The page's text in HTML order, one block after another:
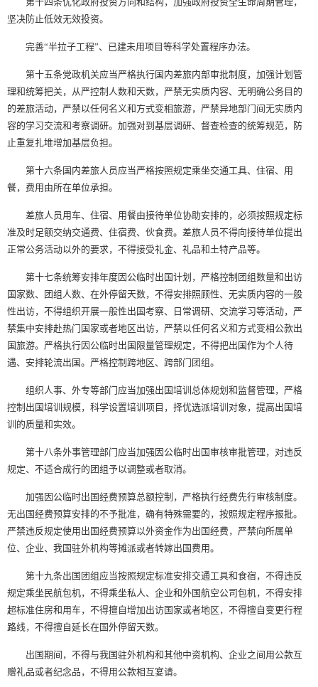
坚决防止低效无效投资。
完善“半拉子工程”、已建未用项目等科学处置程序办法。
第十五条党政机关应当严格执行国内差旅内部审批制度，加强计划管
理和统筹把关，从严控制人数和天数，严禁无实质内容、无明确公务目的
的差旅活动，严禁以任何名义和方式变相旅游，严禁异地部门间无实质内
容的学习交流和考察调研。加强对到基层调研、督查检查的统筹规范，防
止重复扎堆增加基层负担。
第十六条国内差旅人员应当严格按照规定乘坐交通工具、住宿、用
餐，费用由所在单位承担。
差旅人员用车、住宿、用餐由接待单位协助安排的，必须按照规定标
准及时足额交纳交通费、住宿费、伙食费。差旅人员不得向接待单位提出
正常公务活动以外的要求，不得接受礼金、礼品和土特产品等。
第十七条统筹安排年度因公临时出国计划，严格控制团组数量和出访
国家数、团组人数、在外停留天数，不得安排照顾性、无实质内容的一般
性出访，不得组织开展一般性出国考察、日常调研、交流学习等活动，严
禁集中安排赴热门国家或者地区出访，严禁以任何名义和方式变相公款出
国旅游。严格执行因公临时出国限量管理规定，不得把出国作为个人待
遇、安排轮流出国。严格控制跨地区、跨部门团组。
组织人事、外专等部门应当加强出国培训总体规划和监督管理，严格
控制出国培训规模，科学设置培训项目，择优选派培训对象，提高出国培
训的质量和实效。
第十八条外事管理部门应当加强因公临时出国审核审批管理，对违反
规定、不适合成行的团组予以调整或者取消。
加强因公临时出国经费预算总额控制，严格执行经费先行审核制度。
无出国经费预算安排的不予批准，确有特殊需要的，按照规定程序报批。
严禁违反规定使用出国经费预算以外资金作为出国经费，严禁向所属单
位、企业、我国驻外机构等摊派或者转嫁出国费用。
第十九条出国团组应当按照规定标准安排交通工具和食宿，不得违反
规定乘坐民航包机，不得乘坐私人、企业和外国航空公司包机，不得安排
超标准住房和用车，不得擅自增加出访国家或者地区，不得擅自变更行程
路线，不得擅自延长在国外停留天数。
出国期间，不得与我国驻外机构和其他中资机构、企业之间用公款互
赠礼品或者纪念品，不得用公款相互宴请。